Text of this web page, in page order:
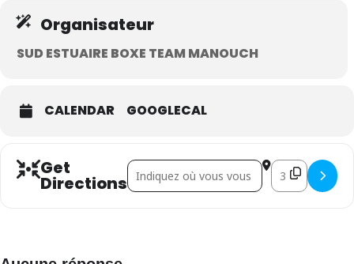
Organisateur
SUD ESTUAIRE BOXE TEAM MANOUCH
CALENDAR GOOGLECAL
Get
Directions
Address - Vide grenier de Paimbœuf []
Destination